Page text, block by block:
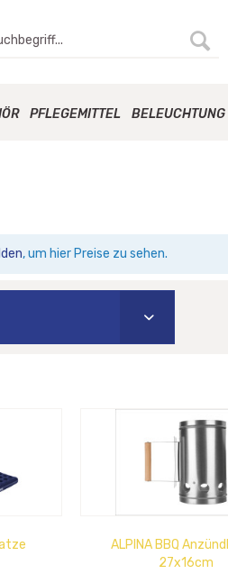
PFLEGEMITTEL BELEUCHTUNG
, um hier Preise zu sehen.
ALPINA BBQ
27x16cm